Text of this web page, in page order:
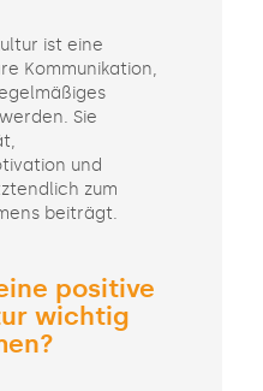
ist eine
Kommunikation,
Sie
und
zum
beiträgt.
positive
wichtig